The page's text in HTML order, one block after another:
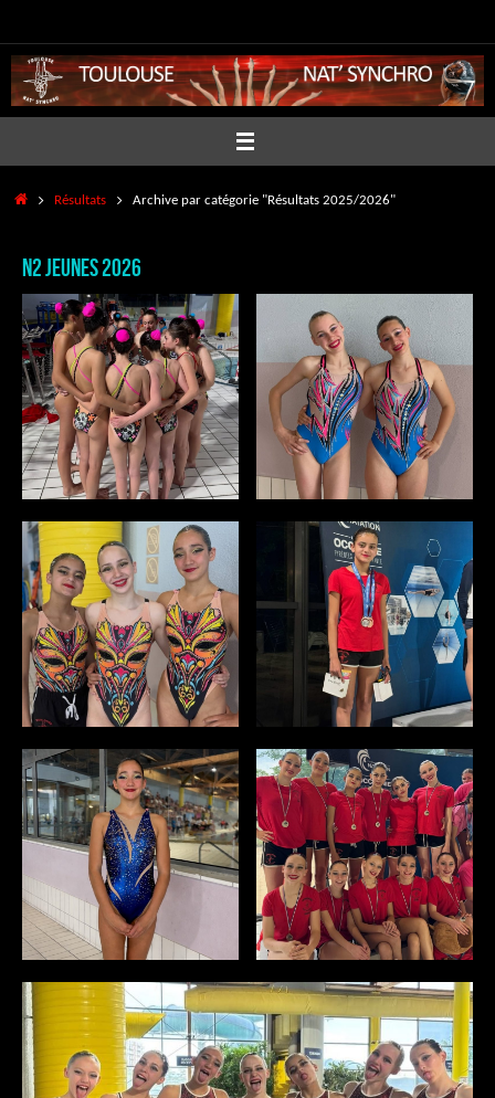
AccueilRésultats Archive par catégorie "Résultats 2025/2026"
N2 JEUNES 2026